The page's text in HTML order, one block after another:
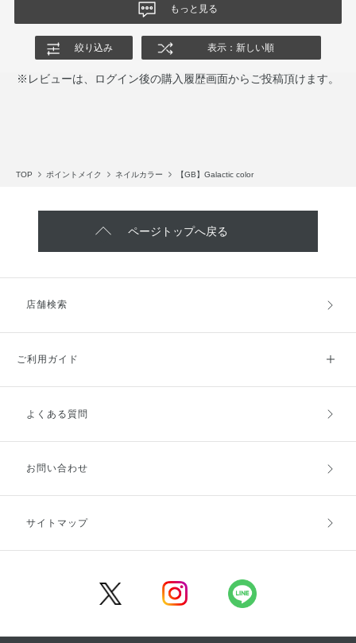
もっと見る
絞り込み 表示：新しい順
※レビューは、ログイン後の購入履歴画面からご投稿頂けます。
TOP ポイントメイク ネイルカラー 【GB】Galactic color
ページトップへ戻る
店舗検索
ご利用ガイド
ご利用ガイドトップ
お支払方法
キャンセル・返品・交換
よくある質問
お問い合わせ
サイトマップ